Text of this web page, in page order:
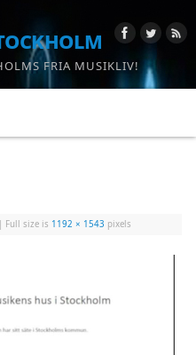
FRIA MUSIKLIV!
Full size is 1192 × 1543 pixels